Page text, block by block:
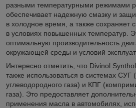
разными температурными режимами
обеспечивает надежную смазку и
в холодное время, а также сохраняет
в условиях повышенных температур.
оптимальную производительность
окружающей среды и условий
Интересно отметить, что Divinol
также использоваться в системах СУГ
углеводородного газа) и КПГ
газа). Это предоставляет
применения масла в автомобилях,